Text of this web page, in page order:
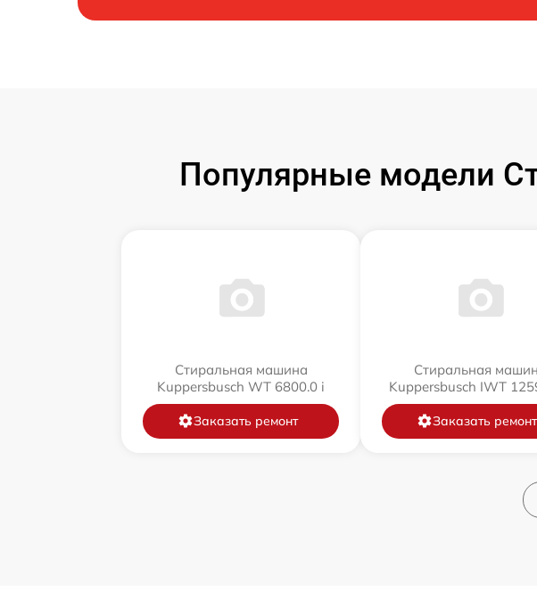
Популярные модели
Стиральная машина
Kuppersbusch WT 6800.0 i
Заказать ремонт
Стиральная
Kuppersbusch IWT
Заказать ремонт